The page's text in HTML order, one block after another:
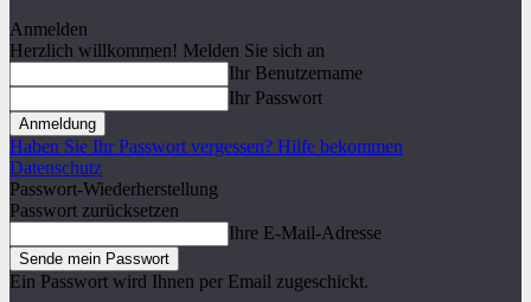
Anmelden
Herzlich willkommen! Melden Sie sich an
Ihr Benutzername
Ihr Passwort
Haben Sie Ihr Passwort vergessen? Hilfe bekommen
Datenschutz
Passwort-Wiederherstellung
Passwort zurücksetzen
Ihre E-Mail-Adresse
Ein Passwort wird Ihnen per Email zugeschickt.